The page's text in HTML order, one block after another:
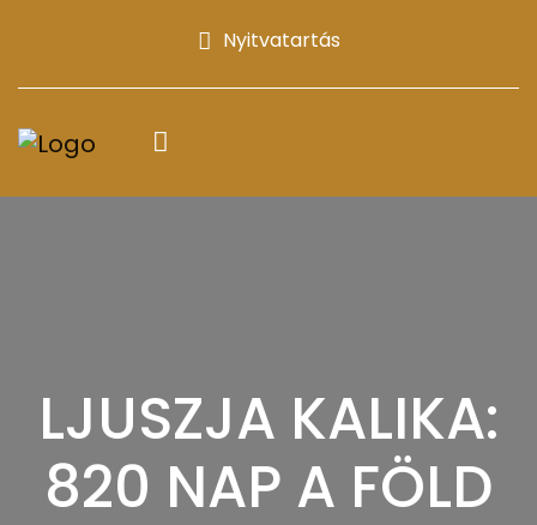
Nyitvatartás
LJUSZJA KALIKA:
820 NAP A FÖLD